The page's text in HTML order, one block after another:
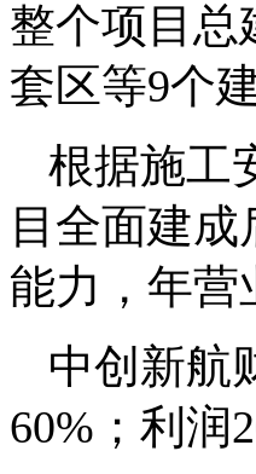
整个项目总
套区等9个
根据施工
目全面建
能力，年营
中创新航
60%；利润